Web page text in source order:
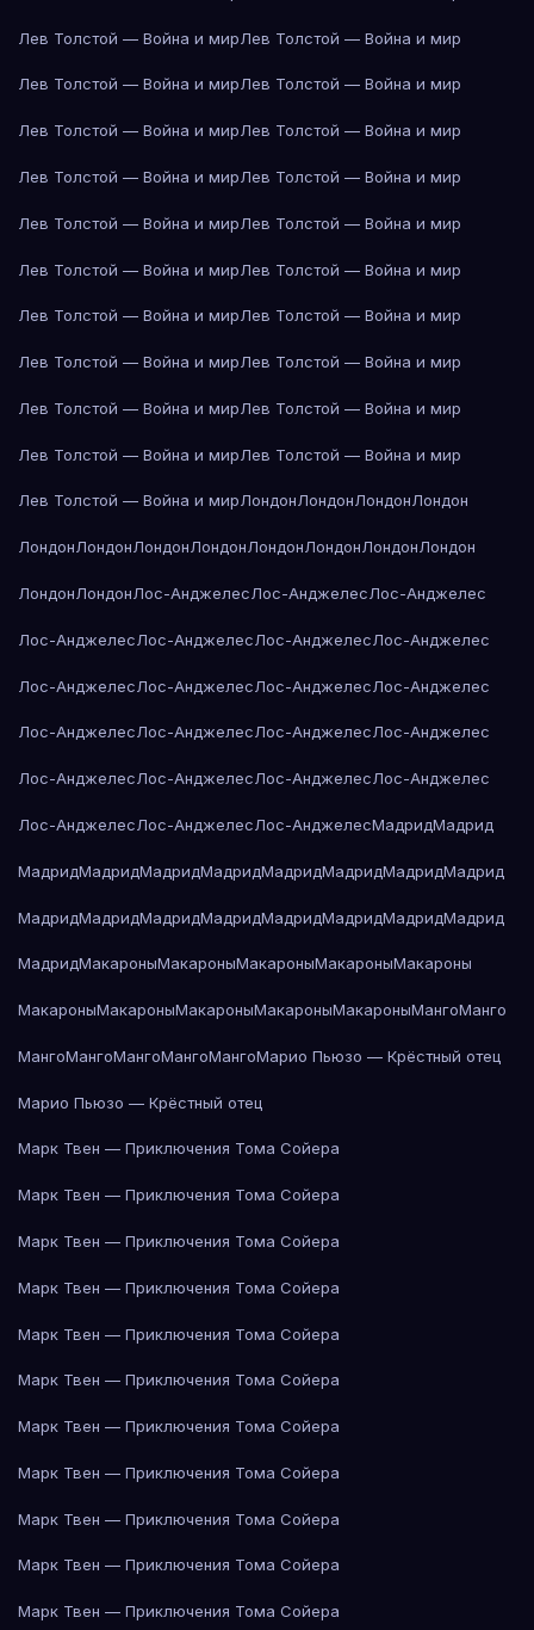
Лев Толстой — Война и мирЛев Толстой — Война и мир
Лев Толстой — Война и мирЛев Толстой — Война и мир
Лев Толстой — Война и мирЛев Толстой — Война и мир
Лев Толстой — Война и мирЛев Толстой — Война и мир
Лев Толстой — Война и мирЛев Толстой — Война и мир
Лев Толстой — Война и мирЛев Толстой — Война и мир
Лев Толстой — Война и мирЛев Толстой — Война и мир
Лев Толстой — Война и мирЛев Толстой — Война и мир
Лев Толстой — Война и мирЛев Толстой — Война и мир
Лев Толстой — Война и мирЛев Толстой — Война и мир
Лев Толстой — Война и мирЛондонЛондонЛондонЛондон
ЛондонЛондонЛондонЛондонЛондонЛондонЛондонЛондон
ЛондонЛондонЛос-АнджелесЛос-АнджелесЛос-Анджелес
Лос-АнджелесЛос-АнджелесЛос-АнджелесЛос-Анджелес
Лос-АнджелесЛос-АнджелесЛос-АнджелесЛос-Анджелес
Лос-АнджелесЛос-АнджелесЛос-АнджелесЛос-Анджелес
Лос-АнджелесЛос-АнджелесЛос-АнджелесЛос-Анджелес
Лос-АнджелесЛос-АнджелесЛос-АнджелесМадридМадрид
МадридМадридМадридМадридМадридМадридМадридМадрид
МадридМадридМадридМадридМадридМадридМадридМадрид
МадридМакароныМакароныМакароныМакароныМакароны
МакароныМакароныМакароныМакароныМакароныМангоМанго
МангоМангоМангоМангоМангоМарио Пьюзо — Крёстный отец
Марио Пьюзо — Крёстный отец
Марк Твен — Приключения Тома Сойера
Марк Твен — Приключения Тома Сойера
Марк Твен — Приключения Тома Сойера
Марк Твен — Приключения Тома Сойера
Марк Твен — Приключения Тома Сойера
Марк Твен — Приключения Тома Сойера
Марк Твен — Приключения Тома Сойера
Марк Твен — Приключения Тома Сойера
Марк Твен — Приключения Тома Сойера
Марк Твен — Приключения Тома Сойера
Марк Твен — Приключения Тома Сойера